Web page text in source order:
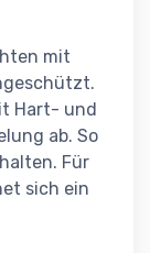
mit
Hart- und
ab. So
Für
sich ein